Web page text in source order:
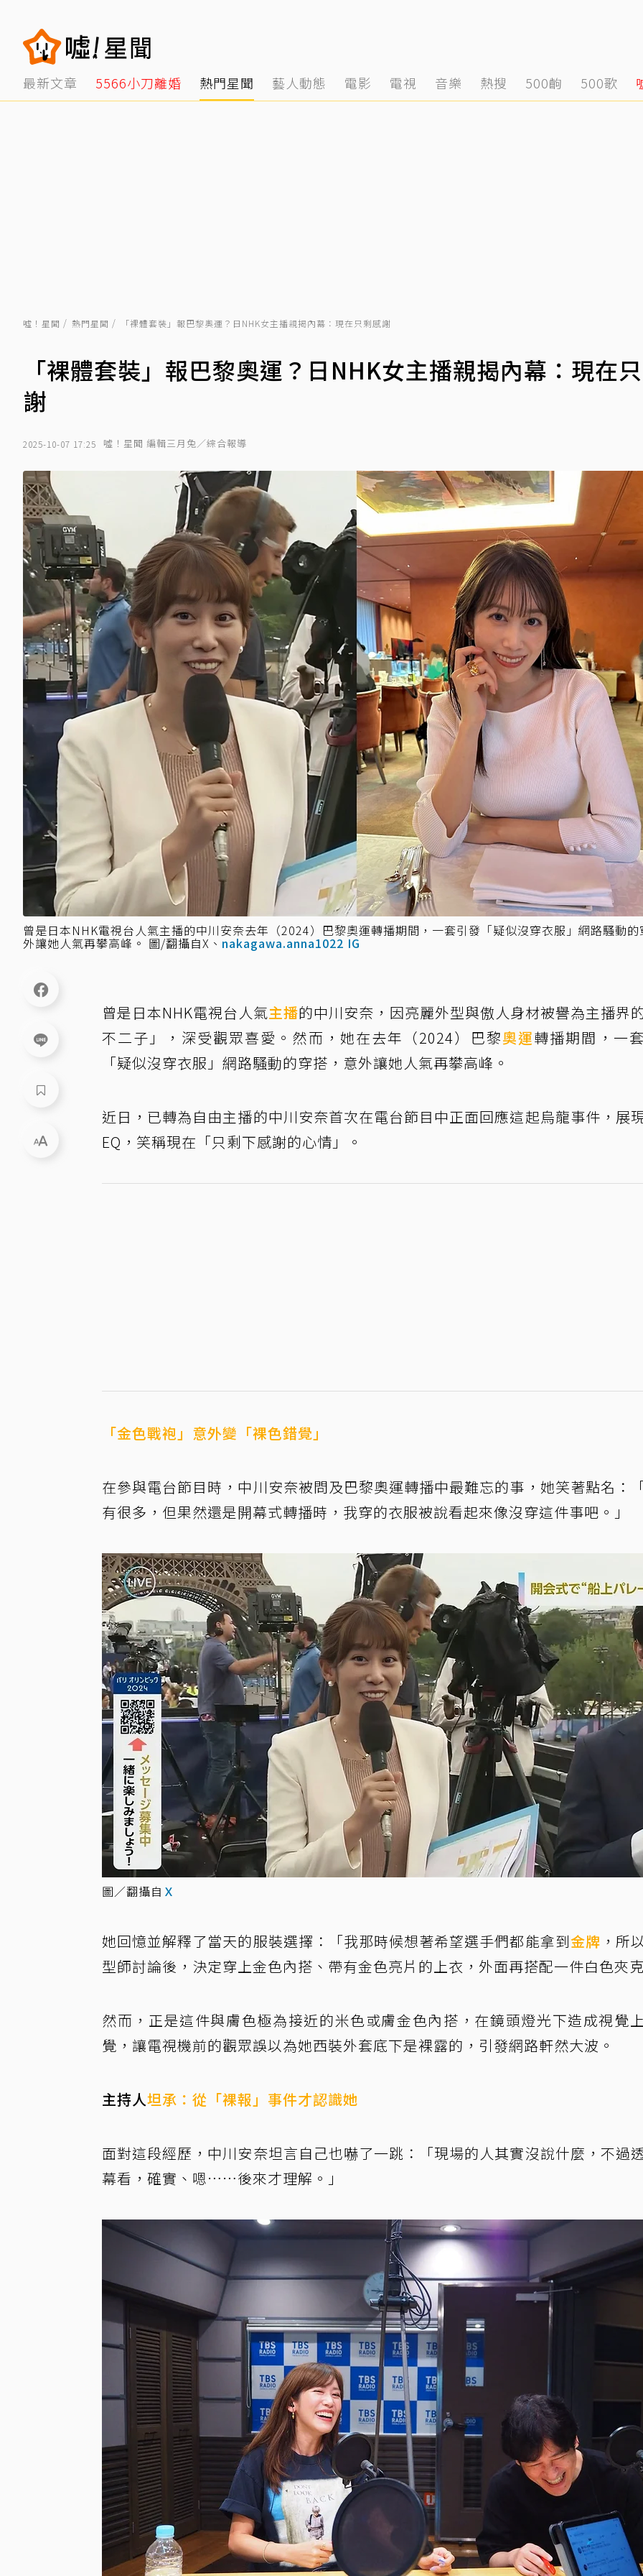
最新文章 5566小刀離婚 熱門星聞 藝人動態 電影 電視 音樂 熱搜 500齣 500歌
噓！星聞 熱門星聞 「裸體套裝」報巴黎奧運？日NHK女主播親揭內幕：現在只剩感謝
「裸體套裝」報巴黎奧運？日NHK女主播親揭內幕：現在
謝
2025-10-07 17:25 噓！星聞 編輯三月兔／綜合報導
曾是日本NHK電視台人氣主播的中川安奈去年（2024）巴黎奧運轉播期間，一套引發「疑似沒穿衣服」網路騷動
外讓她人氣再攀高峰。 圖/翻攝自X、 nakagawa.anna1022 IG
曾是日本NHK電視台人氣主播的中川安奈，因亮麗外型與傲人身材被譽為主播界
不二子」，深受觀眾喜愛。然而，她在去年（2024）巴黎奧運轉播期間，一
「疑似沒穿衣服」網路騷動的穿搭，意外讓她人氣再攀高峰。
近日，已轉為自由主播的中川安奈首次在電台節目中正面回應這起烏龍事件，展
EQ，笑稱現在「只剩下感謝的心情」。
「金色戰袍」意外變「裸色錯覺」
在參與電台節目時，中川安奈被問及巴黎奧運轉播中最難忘的事，她笑著點名：
有很多，但果然還是開幕式轉播時，我穿的衣服被說看起來像沒穿這件事吧。」
圖／翻攝自 Ｘ
她回憶並解釋了當天的服裝選擇：「我那時候想著希望選手們都能拿到金牌 ，所
型師討論後，決定穿上金色內搭、帶有金色亮片的上衣，外面再搭配一件白色夾
然而，正是這件與膚色極為接近的米色或膚金色內搭，在鏡頭燈光下造成視覺
覺，讓電視機前的觀眾誤以為她西裝外套底下是裸露的，引發網路軒然大波。
主持人坦承：從「裸報」事件才認識她
面對這段經歷，中川安奈坦言自己也嚇了一跳：「現場的人其實沒說什麼，不過
幕看，確實、嗯……後來才理解。」